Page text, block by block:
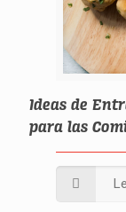
Ideas de
para las